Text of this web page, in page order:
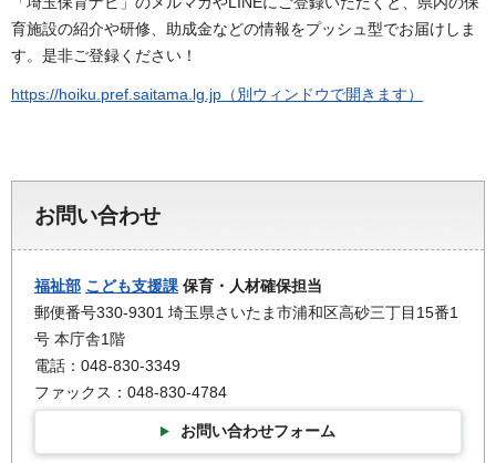
育施設の紹介や研修、助成金などの情報をプッシュ型でお届けしま
す。是非ご登録ください！
https://hoiku.pref.saitama.lg.jp（別ウィンドウで開きます）
お問い合わせ
福祉部 こども支援課 保育・人材確保担当
郵便番号330-9301 埼玉県さいたま市浦和区高砂三丁目15番1
号 本庁舎1階
電話：048-830-3349
ファックス：048-830-4784
お問い合わせフォーム